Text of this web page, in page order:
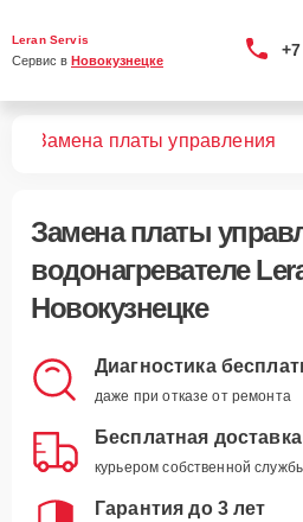
Leran Servis
Сервис в Новокузнецке
Замена платы управления
Замена платы
водонагревателе
Новокузнецке
Диагностика
даже при отказе от ремонта
Бесплатная доставка
курьером собственной
Гарантия до 3 лет